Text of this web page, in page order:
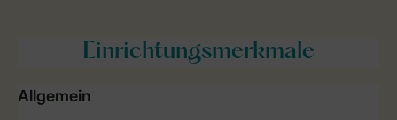
Einrichtungsmerkmale
Allgemein